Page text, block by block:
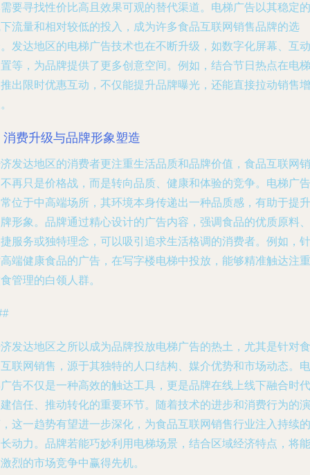
要寻找性价比高且效果可观的替代渠道。电梯广告以其稳定的
流量和相对较低的投入，成为许多食品互联网销售品牌的选
发达地区的电梯广告技术也在不断升级，如数字化屏幕、互动
等，为品牌提供了更多创意空间。例如，结合节日热点在电梯
出限时优惠互动，不仅能提升品牌曝光，还能直接拉动销售增
消费升级与品牌形象塑造
发达地区的消费者更注重生活品质和品牌价值，食品互联网销
再只是价格战，而是转向品质、健康和体验的竞争。电梯广告
位于中高端场所，其环境本身传递出一种品质感，有助于提升
形象。品牌通过精心设计的广告内容，强调食品的优质原料、
服务或独特理念，可以吸引追求生活格调的消费者。例如，针
端健康食品的广告，在写字楼电梯中投放，能够精准触达注重
管理的白领人群。
发达地区之所以成为品牌投放电梯广告的热土，尤其是针对食
联网销售，源于其独特的人口结构、媒介优势和市场动态。电
告不仅是一种高效的触达工具，更是品牌在线上线下融合时代
信任、推动转化的重要环节。随着技术的进步和消费行为的演
这一趋势有望进一步深化，为食品互联网销售行业注入持续的
动力。品牌若能巧妙利用电梯场景，结合区域经济特点，将能
烈的市场竞争中赢得先机。